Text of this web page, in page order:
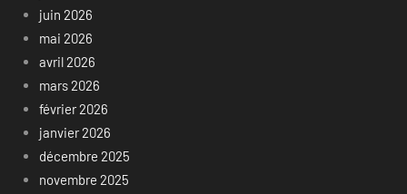
juin 2026
mai 2026
avril 2026
mars 2026
février 2026
janvier 2026
décembre 2025
novembre 2025